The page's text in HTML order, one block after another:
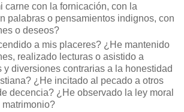
carne con la fornicación, con la
palabras o pensamientos indignos, con
o deseos?
a mis placeres? ¿He mantenido
realizado lecturas o asistido a
y diversiones contrarias a la honestidad
¿He incitado al pecado a otros
decencia? ¿He observado la ley moral